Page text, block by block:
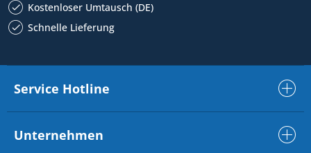
Kostenloser Umtausch (DE)
Schnelle Lieferung
Service Hotline
Unternehmen